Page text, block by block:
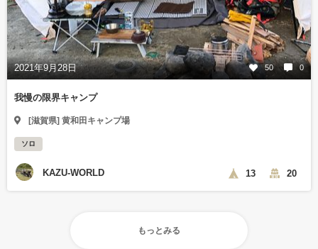
2021年9月28日 50 0
我慢の限界キャンプ
[滋賀県] 黄和田キャンプ場
ソロ
KAZU-WORLD 13 20
もっとみる